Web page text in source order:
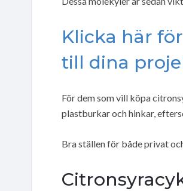
Klicka här
till dina
För dem som vill köpa
plastburkar och hinkar,
Bra ställen för både privat